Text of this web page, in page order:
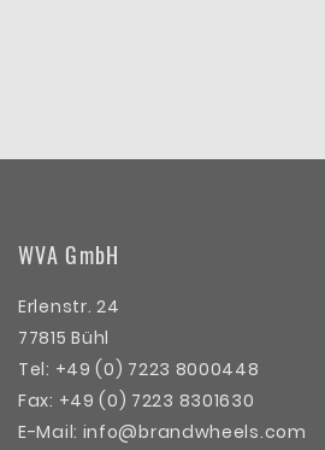
WVA GmbH
Erlenstr. 24
77815 Bühl
Tel: +49 (0) 7223 8000448
Fax: +49 (0) 7223 8301630
E-Mail: info@brandwheels.com